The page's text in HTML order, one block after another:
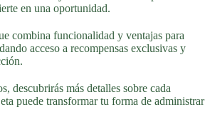
en una oportunidad.
combina funcionalidad y ventajas para
acceso a recompensas exclusivas y
descubrirás más detalles sobre cada
puede transformar tu forma de administrar